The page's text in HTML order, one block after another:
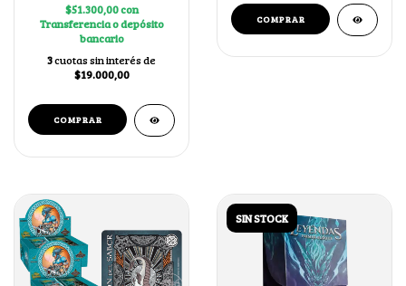
$51.300,00con
Transferencia o depósito
bancario
3cuotas sin interés de
$19.000,00
SIN STOCK